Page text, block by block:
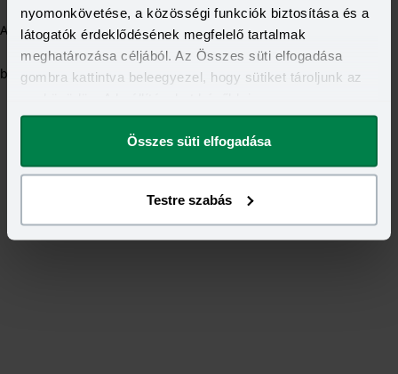
nyomonkövetése, a közösségi funkciók biztosítása és a
látogatók érdeklődésének megfelelő tartalmak
meghatározása céljából. Az Összes süti elfogadása
gombra kattintva beleegyezel, hogy sütiket tároljunk az
megváltoztathatod.
Összes süti elfogadása
Testre szabás
Application error: a client-side exception has occurred (see the
browser console for more information).